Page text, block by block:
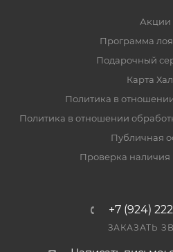
Акции
Программа
Подарочный
Карта
Политика в
Политика в отношении
Публичная
Проверка наличия
+7 (924)
ЗАКАЗАТЬ